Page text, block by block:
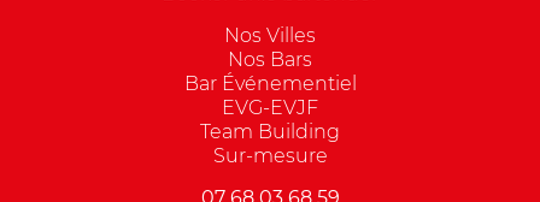
Nos Villes
Nos Bars
Bar Événementiel
EVG-EVJF
Team Building
Sur-mesure